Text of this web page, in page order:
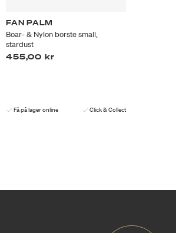
FAN PALM
Boar- & Nylon borste small,
stardust
455,00 kr
Få på lager online Click & Collect